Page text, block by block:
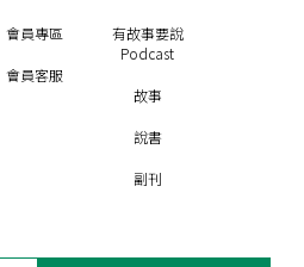
會員專區
會員客服
有故事要說
Podcast
故事
說書
副刊